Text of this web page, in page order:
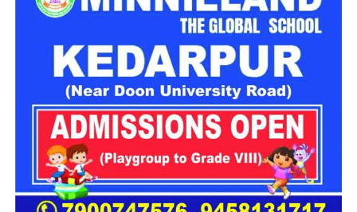
इसी समस्या को ध्यान में रखते हुए विभाग अब ऐसा इंफ्रास्ट्रक्चर तैयार
करने की दिशा में काम कर रहा है, जहां रहने वाले लोगों को संस्थागत माहौल
के बजाय परिवार जैसा वातावरण मिल सके।
16 घरों में मिलेगा परिवार जैसा माहौल
प्रस्तावित आलंबन गांव में कॉटेज और छोटे घर विकसित किए जाएंगे। यहां
एक परिवार की तर्ज पर लोगों को रखा जाएगा। योजना के मुताबिक, एक
यूनिट में करीब दो महिलाएं, चार बच्चे और एक किशोरी को शामिल किया
जाएगा। इस तरह उन्हें एक परिवार की तरह साथ रहने का अवसर मिलेगा।